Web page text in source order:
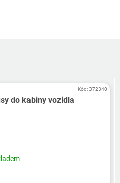
do kabiny vozidla
Kód:372340